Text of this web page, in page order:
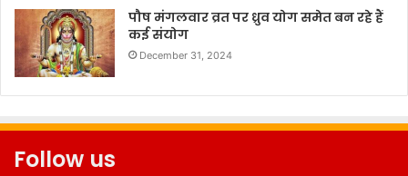
पौष मंगलवार व्रत पर ध्रुव योग समेत बन रहे हैं
कई संयोग
December 31, 2024
Follow us